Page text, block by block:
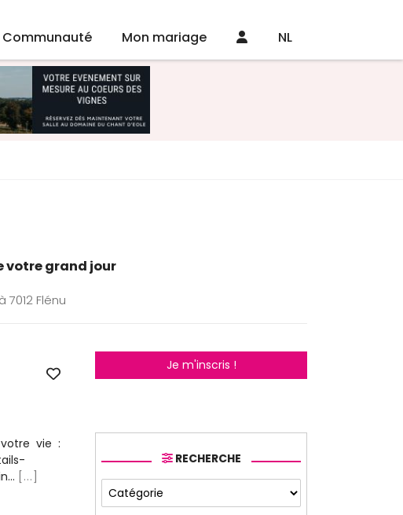
Communauté Mon mariage NL
votre grand jour
Flénu
vie :
[...]
Je m'inscris !
RECHERCHE